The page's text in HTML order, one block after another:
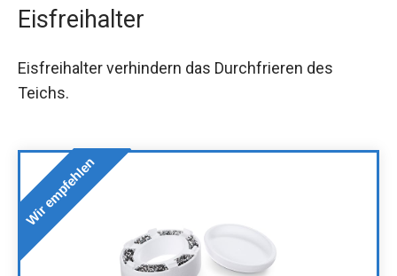
Eisfreihalter
Eisfreihalter verhindern das Durchfrieren des
Teichs.
Wir empfehlen